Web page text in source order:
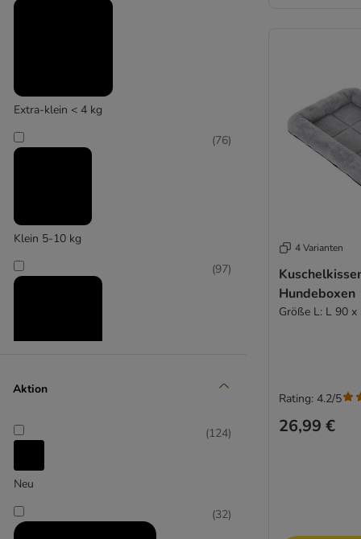
Kerbl Pet
Extra-klein < 4 kg
Klein 5-10 kg
(76)
(97)
Groß 26-45 kg
Aktion
Neu
(124)
(32)
4 Varianten
Hundeboxen
Größe L: L 90
26,99 €
Rating: 4.2/5